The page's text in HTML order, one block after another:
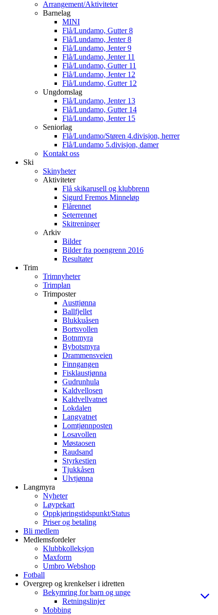
Arrangement/Aktiviteter
Barnelag
MINI
Flå/Lundamo, Gutter 8
Flå/Lundamo, Jenter 8
Flå/Lundamo, Jenter 9
Flå/Lundamo, Jenter 11
Flå/Lundamo, Gutter 11
Flå/Lundamo, Jenter 12
Flå/Lundamo, Gutter 12
Ungdomslag
Flå/Lundamo, Jenter 13
Flå/Lundamo, Gutter 14
Flå/Lundamo, Jenter 15
Seniorlag
Flå/Lundamo/Støren 4.divisjon, herrer
Flå/Lundamo 5.divisjon, damer
Kontakt oss
Ski
Skinyheter
Aktiviteter
Flå skikarusell og klubbrenn
Sigurd Fremos Minneløp
Flårennet
Seterrennet
Skitreninger
Arkiv
Bilder
Bilder fra poengrenn 2016
Resultater
Trim
Trimnyheter
Trimplan
Trimposter
Austtjønna
Ballfjellet
Blukkuåsen
Bortsvollen
Botnmyra
Bybotsmyra
Drammensveien
Finngangen
Fisklaustjønna
Gudrunhula
Kaldvellosen
Kaldvellvatnet
Lokdalen
Langvatnet
Lomtjønnposten
Losavollen
Møstaosen
Raudsand
Styrkestien
Tjukkåsen
Ulvtjønna
Langmyra
Nyheter
Løypekart
Oppkjøringstidspunkt/Status
Priser og betaling
Bli medlem
Medlemsfordeler
Klubbkolleksjon
Maxform
Umbro Webshop
Fotball
Overgrep og krenkelser i idretten
Bekymring for barn og unge
Retningslinjer
Mobbing